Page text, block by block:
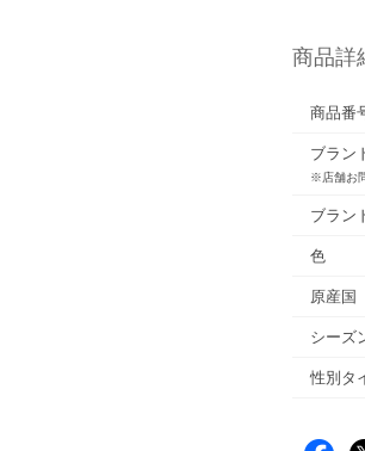
商品詳
商品番
ブラン
※店舗お
ブラン
色
原産国
シーズ
性別タ